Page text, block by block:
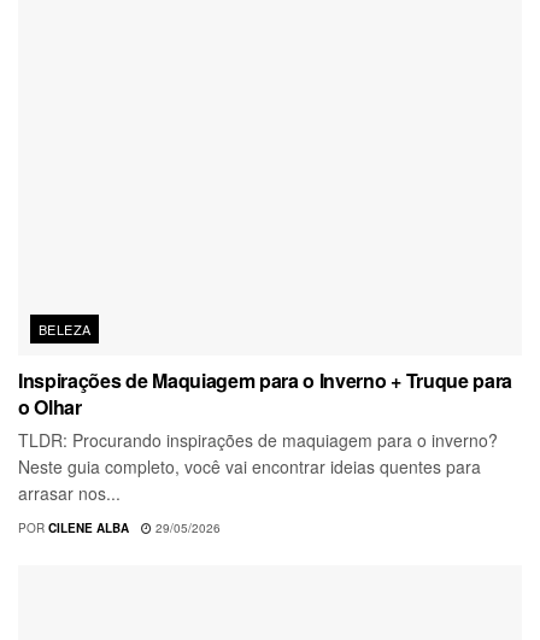
BELEZA
Inspirações de Maquiagem para o Inverno + Truque para
o Olhar
TLDR: Procurando inspirações de maquiagem para o inverno?
Neste guia completo, você vai encontrar ideias quentes para
arrasar nos...
POR CILENE ALBA 29/05/2026